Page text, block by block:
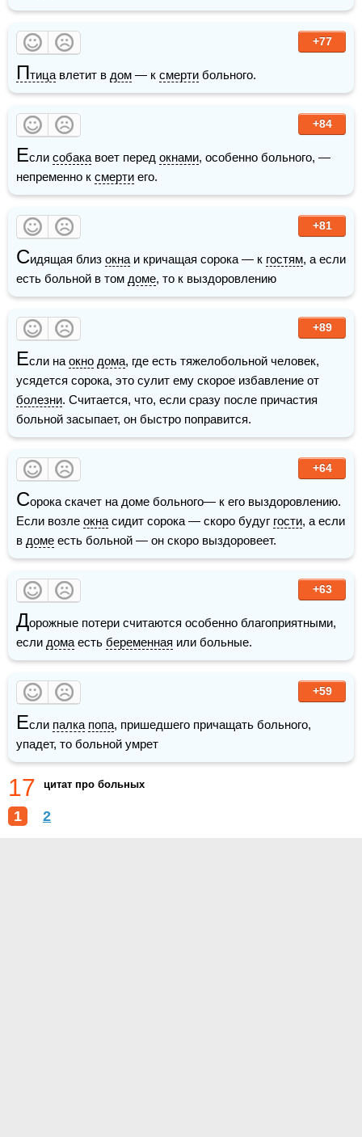
+77
Птица влетит в дом — к смерти больного.
+84
Если собака воет перед окнами, особенно больного, —
непременно к смерти его.
+81
Сидящая близ окна и кричащая сорока — к гостям, а если
есть больной в том доме, то к выздоровлению
+89
Если на окно дома, где есть тяжелобольной человек,
болезни. Считается, что, если сразу после причастия
больной засыпает, он быстро поправится.
+64
Сорока скачет на доме больного— к его выздоровлению.
Если возле окна сидит сорока — скоро будуг гости, а если
в доме есть больной — он скоро выздоровеет.
+63
Дорожные потери считаются особенно благоприятными,
если дома есть беременная или больные.
+59
Если палка попа, пришедшего причащать больного,
упадет, то больной умрет
17 цитат про больных
1 2